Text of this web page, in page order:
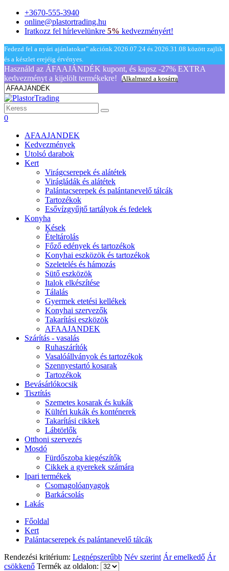
+3670-555-3940
online@plastortrading.hu
Iratkozz fel hírlevelünkre 5% kedvezményért!
Fedezd fel a nyári ajánlatokat" akciónk 2026.07.24 és 2026.31.08 között zajlik
és a készlet erejéig érvényes.
Használd az ÁFAAJÁNDÉK kupont, és kapsz -27% EXTRA
kedvezményt a kijelölt termékekre!
Alkalmazd a kosárra
0
AFAAJANDEK
Kedvezmények
Utolsó darabok
Kert
Virágcserepek és alátétek
Virágládák és alátétek
Palántacserepek és palántanevelő tálcák
Tartozékok
Esővízgyűjtő tartályok és fedelek
Konyha
Kések
Ételtárolás
Főző edények és tartozékok
Konyhai eszközök és tartozékok
Szeletelés és hámozás
Sütő eszközök
Italok elkészítése
Tálalás
Gyermek etetési kellékek
Konyhai szervezők
Takarítási eszközök
AFAAJANDEK
Szárítás - vasalás
Ruhaszárítók
Vasalóállványok és tartozékok
Szennyestartó kosarak
Tartozékok
Bevásárlókocsik
Tisztítás
Szemetes kosarak és kukák
Kültéri kukák és konténerek
Takarítási cikkek
Lábtörlők
Otthoni szervezés
Mosdó
Fürdőszoba kiegészítők
Cikkek a gyerekek számára
Ipari termékek
Csomagolóanyagok
Barkácsolás
Lakás
Főoldal
Kert
Palántacserepek és palántanevelő tálcák
Rendezési kritérium: Legnépszerűbb Név szerint Ár emelkedő Ár
csökkenő Termék az oldalon: